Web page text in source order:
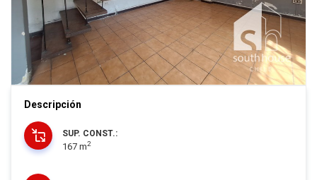
Descripción
SUP. CONST.:
167 m2